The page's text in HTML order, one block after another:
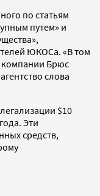
по статьям
путем» и
ЮКОСа. «В том
Брюс
слова
$10
Эти
средств,